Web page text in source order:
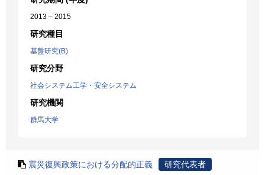
2013 – 2015
研究種目
基盤研究(B)
研究分野
社会システム工学・安全システム
研究機関
群馬大学
震災復興政策における分配的正義 研究代表者